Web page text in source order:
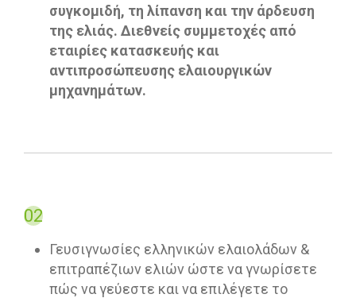
συγκομιδή, τη λίπανση και την άρδευση
της ελιάς. Διεθνείς συμμετοχές από
εταιρίες κατασκευής και
αντιπροσώπευσης ελαιουργικών
μηχανημάτων.
02
Γευσιγνωσίες ελληνικών ελαιολάδων &
επιτραπέζιων ελιών ώστε να γνωρίσετε
πώς να γεύεστε και να επιλέγετε το